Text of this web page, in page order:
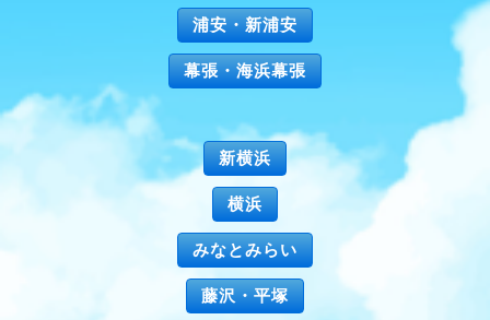
浦安・新浦安
幕張・海浜幕張
新横浜
横浜
みなとみらい
藤沢・平塚